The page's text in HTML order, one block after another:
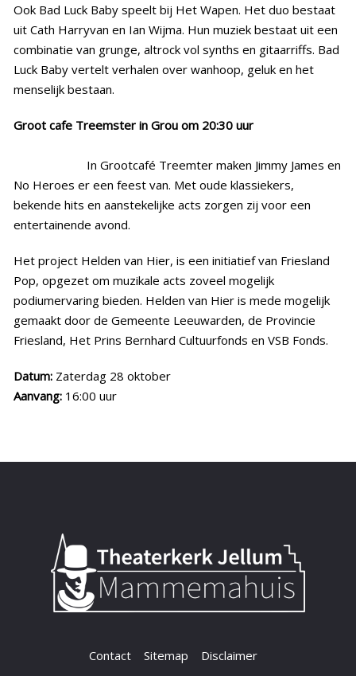
Ook Bad Luck Baby speelt bij Het Wapen. Het duo bestaat
uit Cath Harryvan en Ian Wijma. Hun muziek bestaat uit een
combinatie van grunge, altrock vol synths en gitaarriffs. Bad
Luck Baby vertelt verhalen over wanhoop, geluk en het
menselijk bestaan.
Groot cafe Treemster in Grou om 20:30 uur
In Grootcafé Treemter maken Jimmy James en
No Heroes er een feest van. Met oude klassiekers,
bekende hits en aanstekelijke acts zorgen zij voor een
entertainende avond.
Het project Helden van Hier, is een initiatief van Friesland
Pop, opgezet om muzikale acts zoveel mogelijk
podiumervaring bieden. Helden van Hier is mede mogelijk
gemaakt door de Gemeente Leeuwarden, de Provincie
Friesland, Het Prins Bernhard Cultuurfonds en VSB Fonds.
Datum: Zaterdag 28 oktober
Aanvang: 16:00 uur
Contact Sitemap Disclaimer